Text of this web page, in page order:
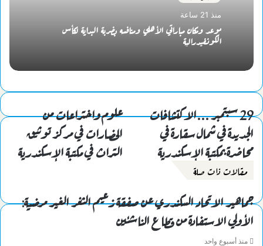
منذ 21 ساعة
موعد ومكان مباراتي الأهلي ومنافسه بضربة البداية لكأس
الكونفيدرالية
29 سبتمبر ...الاكتشافات
الجديدة في شمال سقارة في
محاضرة بمكتبة الإسكندرية
علوم واختراعات من
الحضارات في مركز توثيق
التراث في مكتبة الإسكندرية
مقالات ذات صلة
جماهير الاتحاد السكندري عن صفقة زعيم الثغر الغير مرضية:
الأولي الاستفادة من قطاع الناشئين
منذ أسبوع واحد